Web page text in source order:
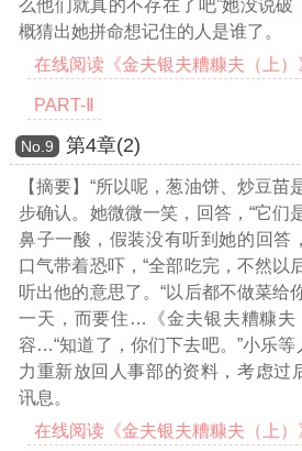
么他们就真的不存在了吧”她没说破
概猜出她拼命想记住的人是谁了。
在线阅读《金夫银夫糟糠夫（上）
PART-Ⅱ
Νο.9 第4章(2)
【摘要】“所以呢，葱油饼、炒豆苗
步确认。她微微一笑，回答，“它们
鼻子一酸，假装没有听到她的回答
口气带着恐吓，“全部吃完，不然以
听出他的意思了。“以后都不做菜给
一天，而要住 …《金夫银夫糟糠夫
容…“知道了，你们下去吧。”小乐
力重新放回人事部的资料，考虑过
讯息。
在线阅读《金夫银夫糟糠夫（上）